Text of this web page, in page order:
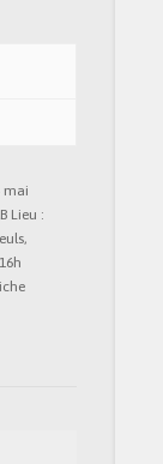
mai
Lieu :